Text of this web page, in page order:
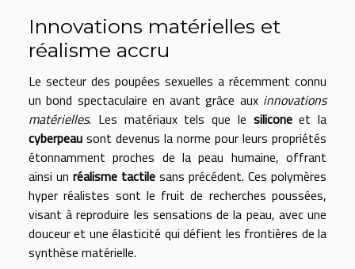
Innovations matérielles et
réalisme accru
Le secteur des poupées sexuelles a récemment connu
un bond spectaculaire en avant grâce aux innovations
matérielles. Les matériaux tels que le siliconeet la
cyberpeau sont devenus la norme pour leurs propriétés
étonnamment proches de la peau humaine, offrant
ainsi un réalisme tactile sans précédent. Ces polymères
hyper réalistes sont le fruit de recherches poussées,
visant à reproduire les sensations de la peau, avec une
douceur et une élasticité qui défient les frontières de la
synthèse matérielle.